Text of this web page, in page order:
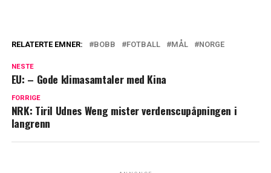
RELATERTE EMNER: BOBB FOTBALL MÅL NORGE
NESTE
EU: – Gode klimasamtaler med Kina
FORRIGE
NRK: Tiril Udnes Weng mister verdenscupåpningen i
langrenn